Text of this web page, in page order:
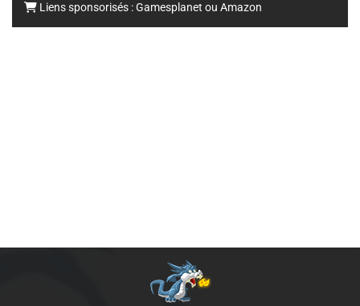
Liens sponsorisés :Gamesplanet ou Amazon